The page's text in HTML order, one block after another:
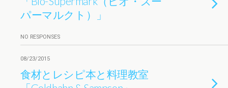
パーマルクト）」
NO RESPONSES
08/23/2015
食材とレシピ本と料理教室